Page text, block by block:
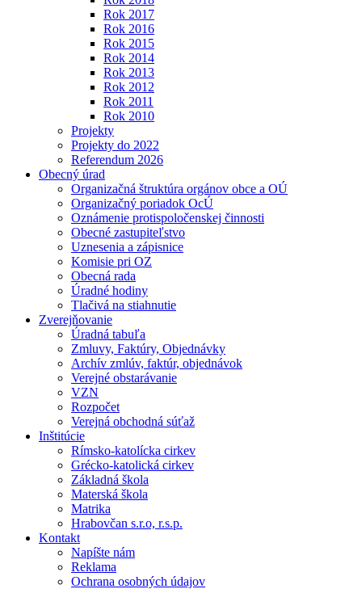
Rok 2017
Rok 2016
Rok 2015
Rok 2014
Rok 2013
Rok 2012
Rok 2011
Rok 2010
Projekty
Projekty do 2022
Referendum 2026
Obecný úrad
Organizačná štruktúra orgánov obce a OÚ
Organizačný poriadok OcÚ
Oznámenie protispoločenskej činnosti
Obecné zastupiteľstvo
Uznesenia a zápisnice
Komisie pri OZ
Obecná rada
Úradné hodiny
Tlačivá na stiahnutie
Zverejňovanie
Úradná tabuľa
Zmluvy, Faktúry, Objednávky
Archív zmlúv, faktúr, objednávok
Verejné obstarávanie
VZN
Rozpočet
Verejná obchodná súťaž
Inštitúcie
Rímsko-katolícka cirkev
Grécko-katolická cirkev
Základná škola
Materská škola
Matrika
Hrabovčan s.r.o, r.s.p.
Kontakt
Napíšte nám
Reklama
Ochrana osobných údajov